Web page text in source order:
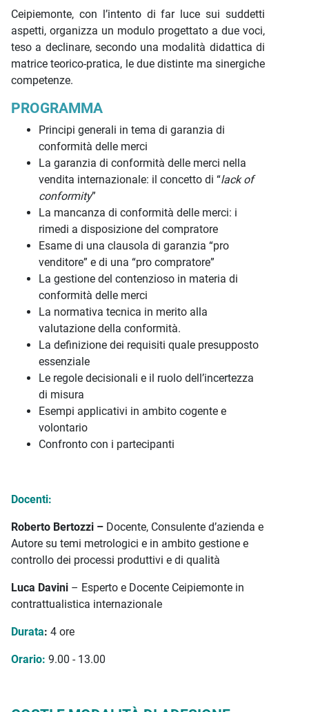
Ceipiemonte, con l’intento di far luce sui suddetti
aspetti, organizza un modulo progettato a due voci,
teso a declinare, secondo una modalità didattica di
matrice teorico-pratica, le due distinte ma sinergiche
competenze.
PROGRAMMA
Principi generali in tema di garanzia di
conformità delle merci
La garanzia di conformità delle merci nella
vendita internazionale: il concetto di “lack of
conformity”
La mancanza di conformità delle merci: i
rimedi a disposizione del compratore
Esame di una clausola di garanzia “pro
venditore” e di una “pro compratore”
La gestione del contenzioso in materia di
conformità delle merci
La normativa tecnica in merito alla
valutazione della conformità.
La definizione dei requisiti quale presupposto
essenziale
Le regole decisionali e il ruolo dell’incertezza
di misura
Esempi applicativi in ambito cogente e
volontario
Confronto con i partecipanti
Docenti:
Roberto Bertozzi – Docente, Consulente d’azienda e
Autore su temi metrologici e in ambito gestione e
controllo dei processi produttivi e di qualità
Luca Davini – Esperto e Docente Ceipiemonte in
contrattualistica internazionale
Durata: 4 ore
Orario: 9.00 - 13.00